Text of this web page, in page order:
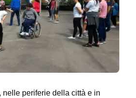
nelle periferie della città e in